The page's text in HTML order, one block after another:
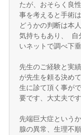
たが、おそらく良
事を考えると手術
どうかの判断は本
気持ちもあり、 自
いネットで調べ下
先生のご経験と実
が先生を頼る決め
生に診て頂く事が
要です、大丈夫で
先端巨大症という
腺の異常、生理不